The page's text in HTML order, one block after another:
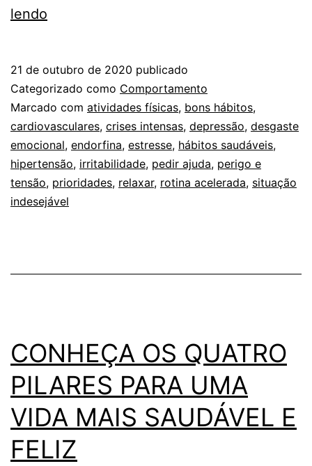
lendo
de
combate
ao
estresse
21 de outubro de 2020 publicado
Categorizado como Comportamento
Marcado com atividades físicas, bons hábitos,
cardiovasculares, crises intensas, depressão, desgaste
emocional, endorfina, estresse, hábitos saudáveis,
hipertensão, irritabilidade, pedir ajuda, perigo e
tensão, prioridades, relaxar, rotina acelerada, situação
indesejável
CONHEÇA OS QUATRO
PILARES PARA UMA
VIDA MAIS SAUDÁVEL E
FELIZ